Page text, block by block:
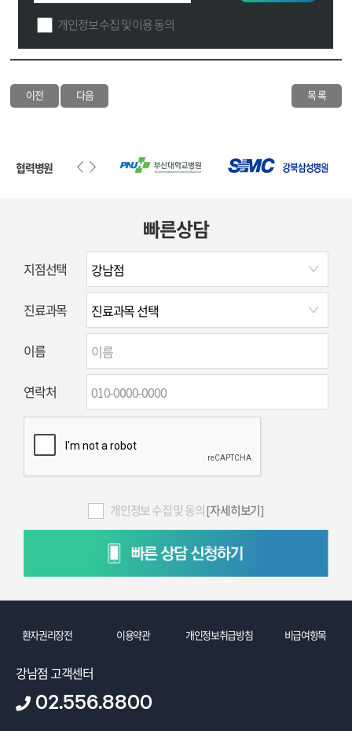
개인정보 수집 및 이용 동의
이전 다음 목 록
협력병원
빠른상담
지점선택
진료과목
이름
연락처
개인정보 수집 및 동의[자세히보기]
환자권리장전 이용약관 개인정보취급방침 비급여항목
강남점 고객센터
02.556.8800